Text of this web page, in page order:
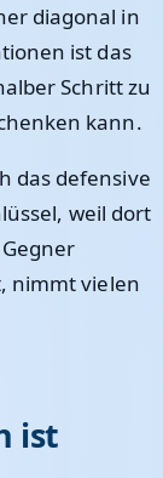
diagonal in
ist das
Schritt zu
kann.
das defensive
weil dort
nimmt vielen
ist